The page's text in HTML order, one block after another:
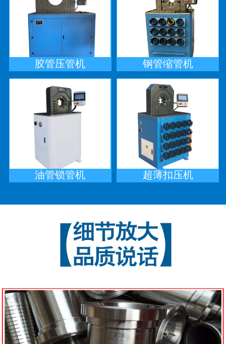
胶管压管机 钢管缩管机
油管锁管机 超薄扣压机